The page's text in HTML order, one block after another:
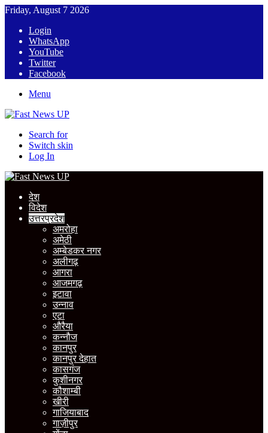
Friday, August 7 2026
Login
WhatsApp
YouTube
Twitter
Facebook
Menu
Search for
Switch skin
Log In
देश
विदेश
उत्तरप्रदेश
अमरोहा
अमेठी
अम्बेडकर नगर
अलीगढ़
आगरा
आजमगढ़
इटावा
उन्नाव
एटा
औरैया
कन्नौज
कानपुर
कानपुर देहात
कासगंज
कुशीनगर
कौशाम्बी
खीरी
गाजियाबाद
गाज़ीपुर